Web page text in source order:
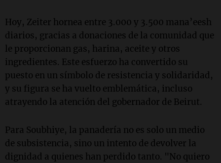
Hoy, Zeiter hornea entre 3.000 y 3.500 mana’eesh
diarios, gracias a donaciones de la comunidad que
le proporcionan gas, harina, aceite y otros
ingredientes. Este esfuerzo ha convertido su
puesto en un símbolo de resistencia y solidaridad,
y su figura se ha vuelto emblemática, incluso
atrayendo la atención del gobernador de Beirut.
Para Soubhiye, la panadería no es solo un medio
de subsistencia, sino un intento de devolver la
dignidad a quienes han perdido tanto. "No quiero